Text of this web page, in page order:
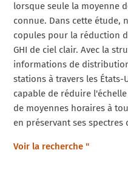
lorsque seule la moyenne
connue. Dans cette étude,
copules pour la réduction
GHI de ciel clair. Avec la
informations de
stations à travers les
capable de réduire
de moyennes horaires à
en préservant ses spectres
Voir la recherche "